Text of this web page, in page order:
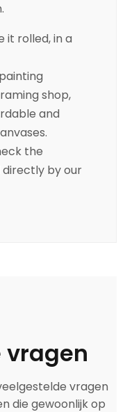
it rolled, in a
shop,
and
the
by our
vragen
vragen
die gewoonlijk op